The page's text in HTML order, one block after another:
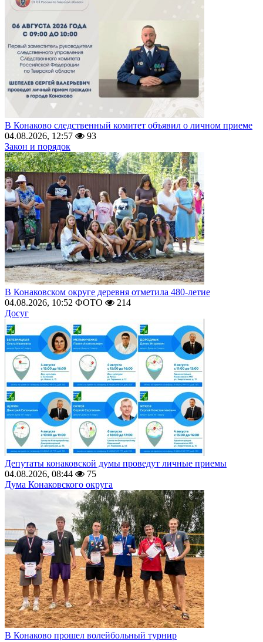
В Конаково следственный комитет объявил о личном приеме
04.08.2026, 12:57
93
Закон и порядок
В Конаковском округе деревня отметила 480-летие
04.08.2026, 10:52 ФОТО
214
Досуг
Депутаты конаковской думы проведут личные приемы
04.08.2026, 08:44
75
Дума Конаковского округа
В Конаково прошел волейбольный турнир